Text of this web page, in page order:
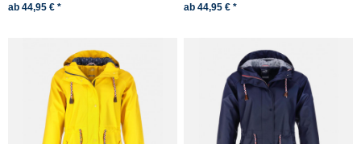
ab 44,95 € * ab 44,95 € *